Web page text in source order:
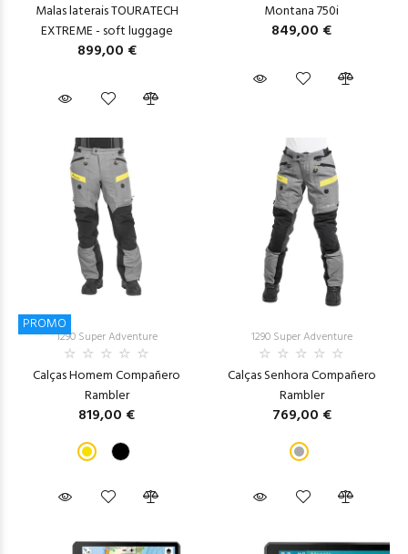
Malas laterais TOURATECH
EXTREME - soft luggage
899,00 €
Montana 750i
849,00 €
PROMO
1290 Super Adventure
Calças Homem Compañero
Rambler
819,00 €
1290 Super Adventure
Calças Senhora Compañero
Rambler
769,00 €